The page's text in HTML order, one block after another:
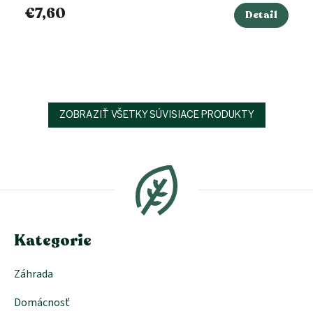
€7,60 Detail
ZOBRAZIŤ VŠETKY SÚVISIACE PRODUKTY
ä
Kategorie
Záhrada
Domácnosť